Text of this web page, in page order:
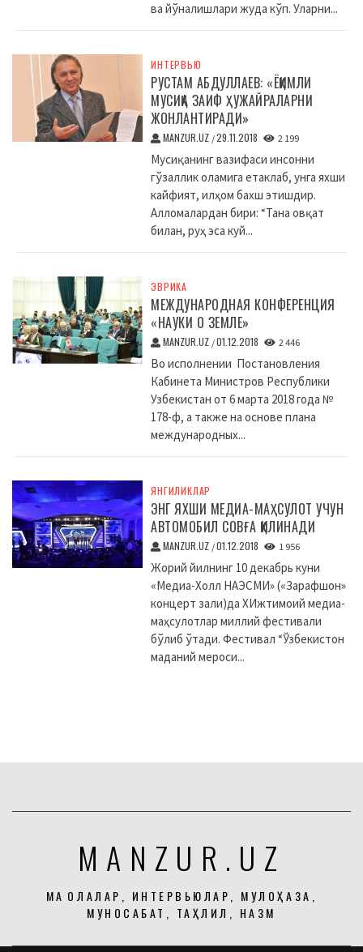
ва йўналишлари жуда кўп. Уларни...
ИНТЕРВЬЮ
РУСТАМ АБДУЛЛАЕВ: «ЁҚИМЛИ
МУСИҚА ЗАИФ ҲУЖАЙРАЛАРНИ
ЖОНЛАНТИРАДИ»
MANZUR.UZ /29.11.2018 2 199
Мусиқанинг вазифаси инсонни
гўзаллик оламига етаклаб, унга яхши
кайфият, илҳом бахш этишдир.
Алломалардан бири: “Тана овқат
билан, руҳ эса куй...
ЭВРИКА
МЕЖДУНАРОДНАЯ КОНФЕРЕНЦИЯ
«НАУКИ О ЗЕМЛЕ»
MANZUR.UZ /01.12.2018 2 446
Во исполнении Постановления
Кабинета Министров Республики
Узбекистан от 6 марта 2018 года №
178-ф, а также на основе плана
международных...
ЯНГИЛИКЛАР
ЭНГ ЯХШИ МЕДИА-МАҲСУЛОТ УЧУН
АВТОМОБИЛ СОВҒА ҚИЛИНАДИ
MANZUR.UZ /01.12.2018 1 956
Жорий йилнинг 10 декабрь куни
«Медиа-Холл НАЭСМИ» («Зарафшон»
концерт зали)да XИжтимоий медиа-
маҳсулотлар миллий фестивали
бўлиб ўтади. Фестивал “Ўзбекистон
маданий мероси...
MANZUR.UZ
МАҚОЛАЛАР, ИНТЕРВЬЮЛАР, МУЛОҲАЗА,
МУНОСАБАТ, ТАҲЛИЛ, НАЗМ